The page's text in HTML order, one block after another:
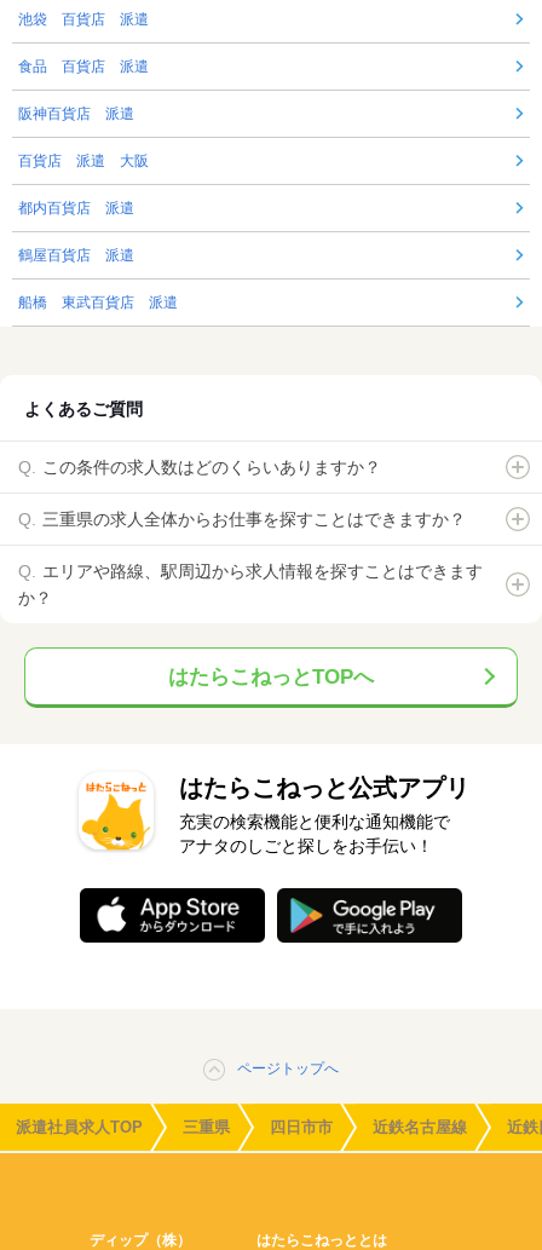
池袋 百貨店 派遣
食品 百貨店 派遣
阪神百貨店 派遣
百貨店 派遣 大阪
都内百貨店 派遣
鶴屋百貨店 派遣
船橋 東武百貨店 派遣
よくあるご質問
この条件の求人数はどのくらいありますか？
三重県の求人全体からお仕事を探すことはできますか？
エリアや路線、駅周辺から求人情報を探すことはできます
か？
はたらこねっとTOPへ
はたらこねっと公式アプリ
充実の検索機能と便利な通知機能で
アナタのしごと探しをお手伝い！
ページトップへ
派遣社員求人TOP 三重県 四日市市 近鉄名古屋線 近鉄
ディップ（株） はたらこねっととは